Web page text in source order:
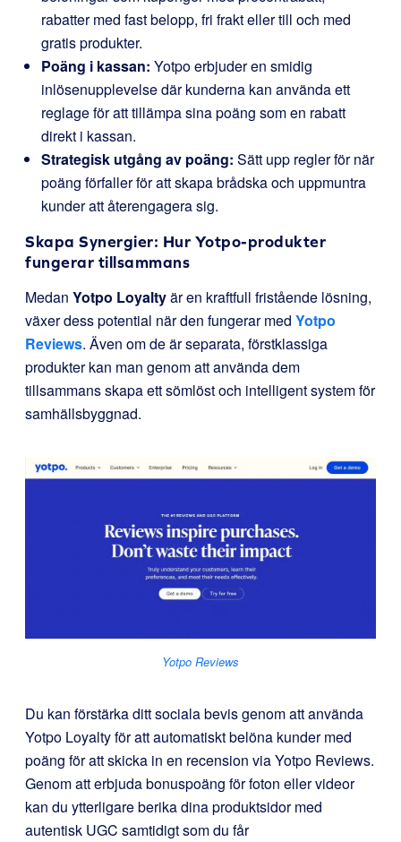
rabatter med fast belopp, fri frakt eller till och med
gratis produkter.
Poäng i kassan: Yotpo erbjuder en smidig
inlösenupplevelse där kunderna kan använda ett
reglage för att tillämpa sina poäng som en rabatt
direkt i kassan.
Strategisk utgång av poäng: Sätt upp regler för när
poäng förfaller för att skapa brådska och uppmuntra
kunder att återengagera sig.
Skapa Synergier: Hur Yotpo-produkter
fungerar tillsammans
Medan Yotpo Loyaltyär en kraftfull fristående lösning,
växer dess potential när den fungerar med Yotpo
Reviews. Även om de är separata, förstklassiga
produkter kan man genom att använda dem
tillsammans skapa ett sömlöst och intelligent system för
samhällsbyggnad.
Yotpo Reviews
Du kan förstärka ditt sociala bevis genom att använda
Yotpo Loyalty för att automatiskt belöna kunder med
poäng för att skicka in en recension via Yotpo Reviews.
Genom att erbjuda bonuspoäng för foton eller videor
kan du ytterligare berika dina produktsidor med
autentisk UGC samtidigt som du får